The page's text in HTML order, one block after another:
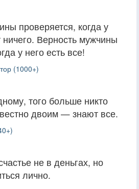
проверяется, когда у
Верность мужчины
у него есть все!
(1000+)
того больше никто
двоим — знают все.
не в деньгах, но
лично.